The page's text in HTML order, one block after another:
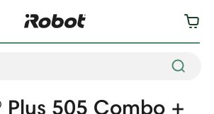
Plus 505 Combo +